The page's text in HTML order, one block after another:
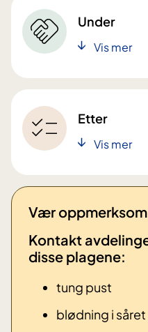
Under
Vis mer
Etter
Vis mer
Vær oppmerksom
Kontakt
disse plagene: ​
tung pust
blødning i såret